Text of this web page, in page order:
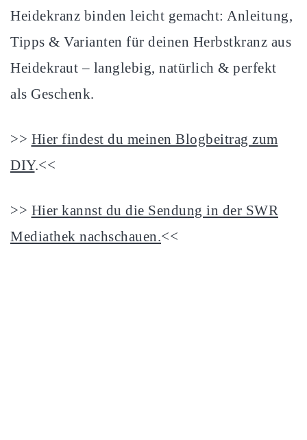
Heidekranz binden leicht gemacht: Anleitung,
Tipps & Varianten für deinen Herbstkranz aus
Heidekraut – langlebig, natürlich & perfekt
als Geschenk.
>> Hier findest du meinen Blogbeitrag zum
DIY.<<
>> Hier kannst du die Sendung in der SWR
Mediathek nachschauen.<<